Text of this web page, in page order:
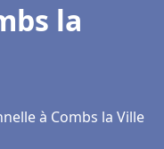
la
à Combs la Ville